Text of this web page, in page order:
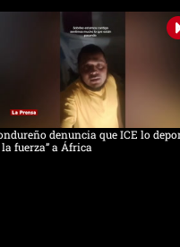
denuncia que ICE lo
la fuerza” a África